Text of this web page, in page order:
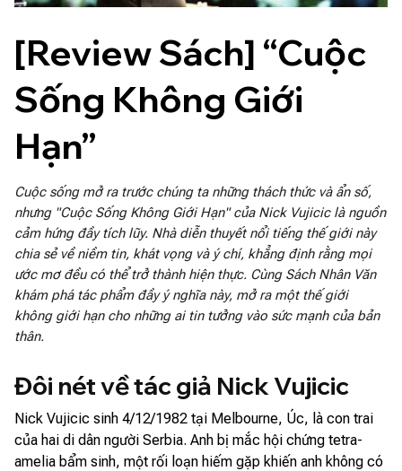
[Review Sách] “Cuộc
Sống Không Giới
Hạn”
Cuộc sống mở ra trước chúng ta những thách thức và ẩn số,
nhưng "Cuộc Sống Không Giới Hạn" của Nick Vujicic là nguồn
cảm hứng đầy tích lũy. Nhà diễn thuyết nổi tiếng thế giới này
chia sẻ về niềm tin, khát vọng và ý chí, khẳng định rằng mọi
ước mơ đều có thể trở thành hiện thực. Cùng Sách Nhân Văn
khám phá tác phẩm đầy ý nghĩa này, mở ra một thế giới
không giới hạn cho những ai tin tưởng vào sức mạnh của bản
thân.
Đôi nét về tác giả Nick Vujicic
Nick Vujicic sinh 4/12/1982 tại Melbourne, Úc, là con trai
của hai di dân người Serbia. Anh bị mắc hội chứng tetra-
amelia bẩm sinh, một rối loạn hiếm gặp khiến anh không có